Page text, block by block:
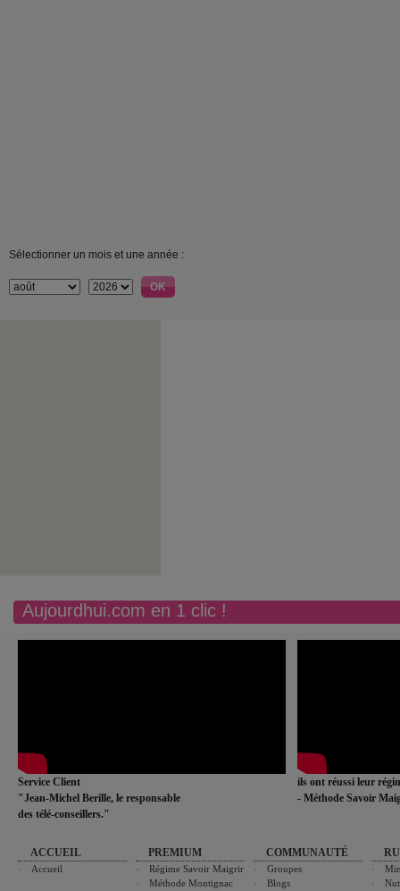
Sélectionner un mois et une année :
Aujourdhui.com en 1 clic !
Service Client
"Jean-Michel Berille, le responsable
des télé-conseillers."
ils ont réussi leur
- Méthode Savoir
ACCUEIL
Accueil
PREMIUM
Régime Savoir Maigrir
Méthode Montignac
COMMUNAUTÉ
Groupes
Blogs